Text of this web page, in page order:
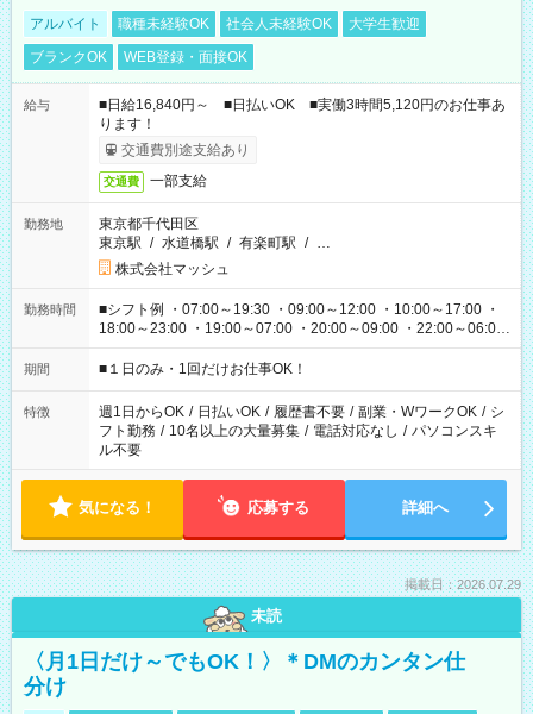
アルバイト 職種未経験OK 社会人未経験OK
大学生歓迎
ブランクOK
WEB登録・面接OK
給与
■日給16,840円～ ■日払いOK ■実働3時間5,120円のお仕事あ
ります！
交通費別途支給あり
交通費 一部支給
勤務地
東京都千代田区
東京駅 / 水道橋駅 / 有楽町駅 / …
株式会社マッシュ
勤務時間
■シフト例 ・07:00～19:30 ・09:00～12:00 ・10:00～17:00 ・
18:00～23:00 ・19:00～07:00 ・20:00～09:00 ・22:00～06:00
etc ★最短で3時間で5,120円のお仕事から 15時間で2万円近く稼
げるお仕事も！ ご希望のお時間に合わせてご紹介！ ※シフトは
ください！
期間 ■１日のみ・1回だけお仕事OK！
特徴 週1日からOK / 日払いOK / 履歴書不要 / 副業・WワークOK / シ
フト勤務 / 10名以上の大量募集 / 電話対応なし / パソコンスキ
ル不要
気になる！ 応募する 詳細へ
掲載日：2026.07.29
未読
〈月1日だけ～でもOK！〉＊DMのカンタン仕
分け